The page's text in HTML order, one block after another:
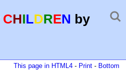
CHILDREN by
This page in HTML4 - Print - Bottom